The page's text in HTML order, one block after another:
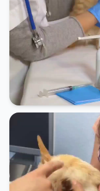
Дослідження
Вуда
150 грн
Загальний
300 грн